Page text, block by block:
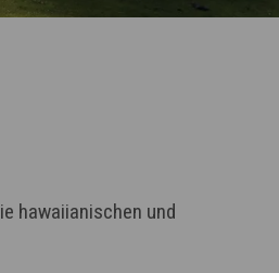
hawaiianischen und